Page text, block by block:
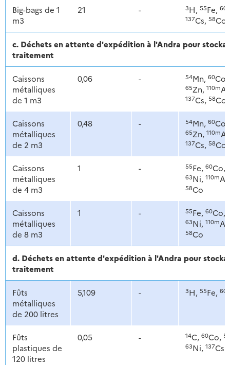
Big-bags de 1
m3
21 - 3H, 55Fe, 60
137Cs, 58Co
c. Déchets en attente d'expédition à l'Andra pour
traitement
Caissons
métalliques
de 1 m3
0,06 - 54Mn, 60Co,
65Zn, 110m
137Cs, 58Co
Caissons
métalliques
de 2 m3
0,48 - 54Mn, 60Co,
65Zn, 110m
137Cs, 58Co
Caissons
métalliques
de 4 m3
1 - 55Fe, 60Co,
63Ni, 110m
58Co
Caissons
métalliques
de 8 m3
1 - 55Fe, 60Co,
63Ni, 110m
58Co
d. Déchets en attente d'expédition à l'Andra pour
traitement
Fûts
métalliques
de 200 litres
5,109 - 3H, 55Fe, 60
Fûts
plastiques de
120 litres
0,05 - 14C, 60Co, 59
63Ni, 137Cs